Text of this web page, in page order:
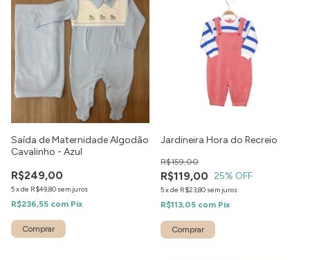
Saída de Maternidade Algodão
Cavalinho - Azul
R$249,00
5xde R$49,80 sem juros
R$236,55 com Pix
Comprar
Jardineira Hora do Recreio
R$119,00
R$159,00
25% OFF
5xde R$23,80 sem juros
R$113,05 com Pix
Comprar